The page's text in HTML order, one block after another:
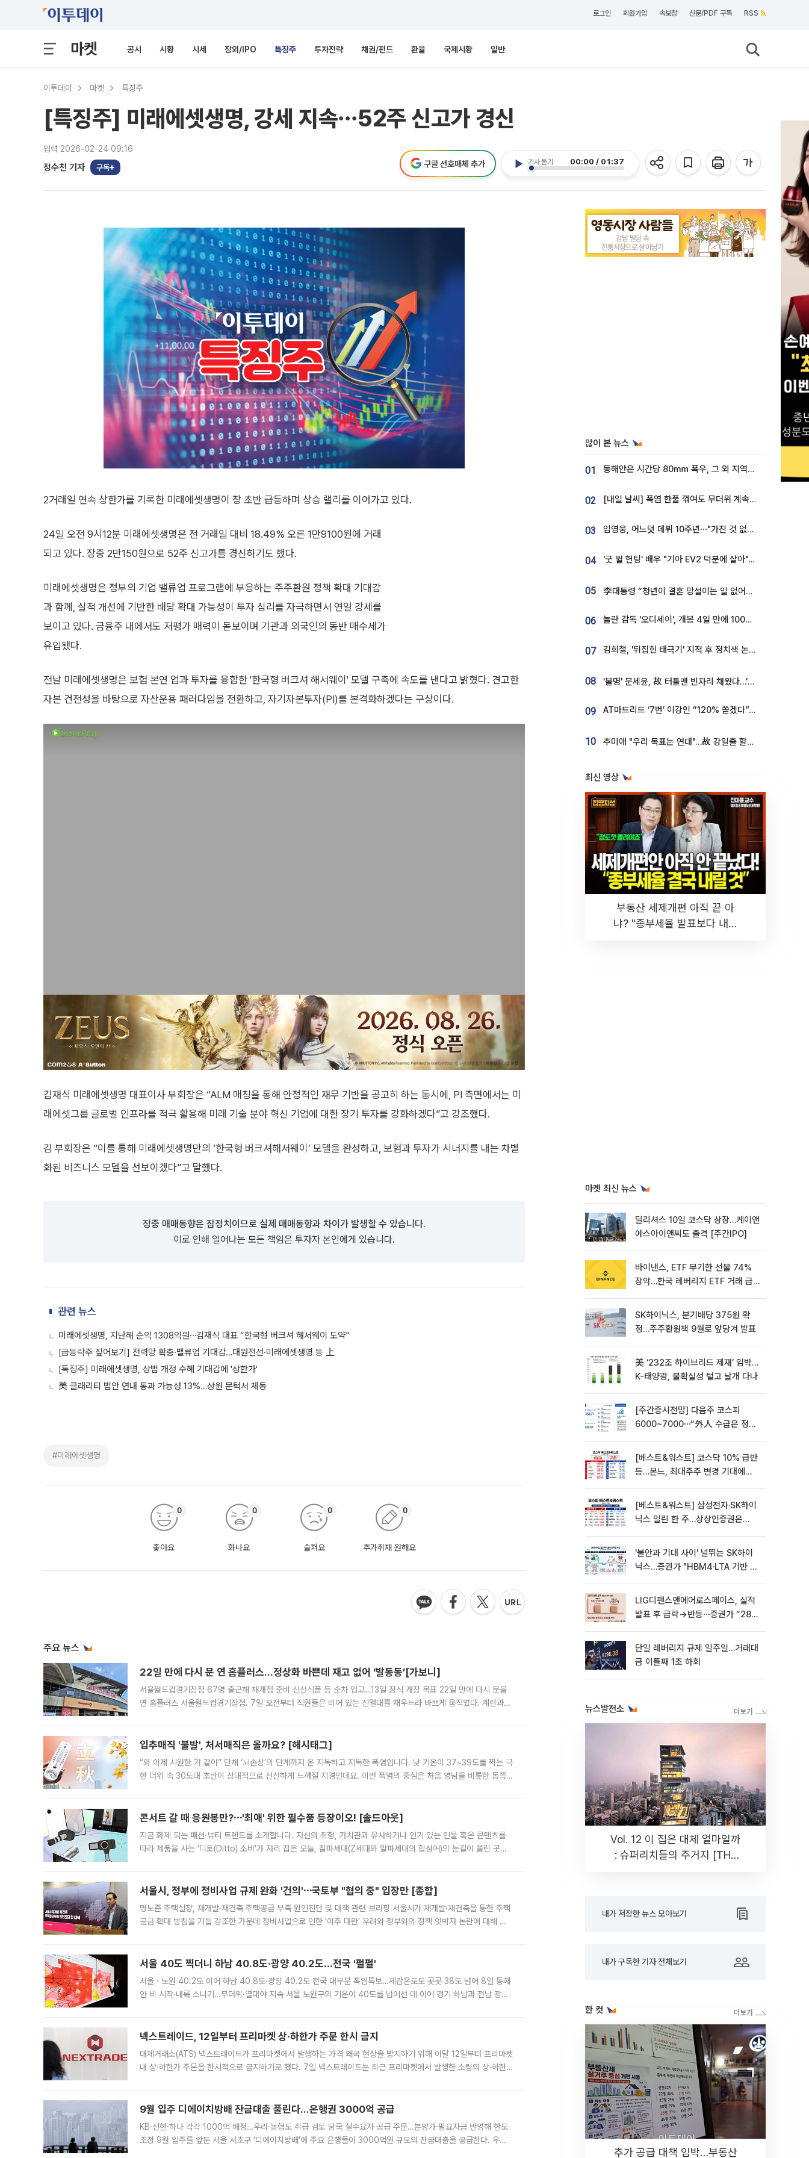
로그인 회원가입 속보창 신문/PDF 구독 RSS
마켓 공시 시황 시세 장외/IPO 특징주 투자전략 채권/펀드 환율 국제시황 일반
이투데이 마켓 특징주
[특징주] 미래에셋생명, 강세 지속⋯52주 신고가 경신
입력 2026-02-24 09:16
정수천 기자 구독
기사 듣기 00:00 / 01:37
구글 선호매체 추가
2거래일 연속 상한가를 기록한 미래에셋생명이 장 초반 급등하며 상승 랠리를 이어가고 있다.
24일 오전 9시12분 미래에셋생명은 전 거래일 대비 18.49% 오른 1만9100원에 거래
되고 있다. 장중 2만150원으로 52주 신고가를 경신하기도 했다.
미래에셋생명은 정부의 기업 밸류업 프로그램에 부응하는 주주환원 정책 확대 기대감
과 함께, 실적 개선에 기반한 배당 확대 가능성이 투자 심리를 자극하면서 연일 강세를
보이고 있다. 금융주 내에서도 저평가 매력이 돋보이며 기관과 외국인의 동반 매수세가
유입됐다.
전날 미래에셋생명은 보험 본연 업과 투자를 융합한 '한국형 버크셔 해서웨이' 모델 구축에 속도를 낸다고 밝혔다. 견고한
자본 건전성을 바탕으로 자산운용 패러다임을 전환하고, 자기자본투자(PI)를 본격화하겠다는 구상이다.
김재식 미래에셋생명 대표이사 부회장은 “ALM 매칭을 통해 안정적인 재무 기반을 공고히 하는 동시에, PI 측면에서는 미
래에셋그룹 글로벌 인프라를 적극 활용해 미래 기술 분야 혁신 기업에 대한 장기 투자를 강화하겠다”고 강조했다.
김 부회장은 “이를 통해 미래에셋생명만의 ‘한국형 버크셔해서웨이’ 모델을 완성하고, 보험과 투자가 시너지를 내는 차별
화된 비즈니스 모델을 선보이겠다”고 말했다.
장중 매매동향은 잠정치이므로 실제 매매동향과 차이가 발생할 수 있습니다.
이로 인해 일어나는 모든 책임은 투자자 본인에게 있습니다.
관련 뉴스
미래에셋생명, 지난해 순익 1308억원⋯김재식 대표 “한국형 버크셔 해서웨이 도약”
[급등락주 짚어보기] 전력망 확충·밸류업 기대감…대원전선·미래에셋생명 등 上
[특징주] 미래에셋생명, 상법 개정 수혜 기대감에 '상한가'
美 클래리티 법안 연내 통과 가능성 13%…상원 문턱서 제동
#미래에셋생명
좋아요
0
화나요
0
슬퍼요
0
추가취재 원해요
0
주요 뉴스
22일 만에 다시 문 연 홈플러스…정상화 바쁜데 재고 없어 ‘발동동’[가보니]
서울월드컵경기장점 67명 출근해 재개점 준비 신선식품 등 순차 입고…13일 정식 개장 목표 22일 만에 다시 문을
연 홈플러스 서울월드컵경기장점. 7일 오전부터 직원들은 비어 있는 진열대를 채우느라 바쁘게 움직였다. 계란과
입추매직 '불발', 처서매직은 올까요? [해시태그]
“와 이제 시원한 거 같아” 단체 ‘뇌손상’의 단계까지 온 지독하고 지독한 폭염입니다. 낮 기온이 37~39도를 찍는 극
한 더위 속 30도대 초반이 상대적으로 선선하게 느껴질 지경인데요. 이번 폭염의 중심은 처음 영남을 비롯한 동쪽
콘서트 갈 때 응원봉만?⋯'최애' 위한 필수품 등장이오! [솔드아웃]
지금 화제 되는 패션·뷰티 트렌드를 소개합니다. 자신의 취향, 가치관과 유사하거나 인기 있는 인물 혹은 콘텐츠를
따라 제품을 사는 '디토(Ditto) 소비'가 자리 잡은 오늘, 잘파세대(Z세대와 알파세대의 합성어)의 눈길이 쏠린 곳은
서울시, 정부에 정비사업 규제 완화 '건의'⋯국토부 "협의 중" 입장만 [종합]
명노준 주택실장, 재개발·재건축 주택공급 부족 원인진단 및 대책 관련 브리핑 서울시가 재개발·재건축을 통한 주택
공급 확대 방침을 거듭 강조한 가운데 정비사업으로 인한 '이주 대란' 우려와 정부와의 정책 엇박자 논란에 대해 정
서울 40도 찍더니 하남 40.8도·광양 40.2도…전국 '펄펄'
서울ㆍ노원 40.2도 이어 하남 40.8도·광양 40.2도 전국 대부분 폭염특보…체감온도도 곳곳 38도 넘어 8일 동해
안 비 시작·내륙 소나기…무더위·열대야 지속 서울 노원구의 기온이 40도를 넘어선 데 이어 경기 하남과 전남 광양
넥스트레이드, 12일부터 프리마켓 상·하한가 주문 한시 금지
대체거래소(ATS) 넥스트레이드가 프리마켓에서 발생하는 가격 왜곡 현상을 방지하기 위해 이달 12일부터 프리마켓
내 상·하한가 주문을 한시적으로 금지하기로 했다. 7일 넥스트레이드는 최근 프리마켓에서 발생한 소량의 상·하한
9월 입주 디에이치방배 잔금대출 풀린다…은행권 3000억 공급
KB·신한·하나 각각 1000억 배정…우리·농협도 취급 검토 당국 실수요자 공급 주문…분양가·필요자금 반영해 한도
조정 9월 입주를 앞둔 서울 서초구 ‘디에이치방배’에 주요 은행들이 3000억원 규모의 잔금대출을 공급한다. 우리
많이 본 뉴스
01 동해안은 시간당 80㎜ 폭우, 그 외 지역은 폭염…‘극과 극 날씨’
02 [내일 날씨] 폭염 한풀 꺾여도 무더위 계속⋯동해안 이틀 연속 비
03 임영웅, 어느덧 데뷔 10주년⋯"가진 것 없던 시절, 내 앞엔 20명의 팬뿐"
04 '굿 윌 헌팅' 배우 "기아 EV2 덕분에 살아"…교통사고 후 안전성 극찬
05 李대통령 “청년이 결혼 망설이는 일 없어야...제도상 불이익 조사”
06 놀란 감독 '오디세이', 개봉 4일 만에 100만 돌파⋯'왕사남' 보다 빠르다
07 김희철, '뒤집힌 태극기' 지적 후 정치색 논란…"좌우 떠나 우리나라 국기"
08 '불명' 문세윤, 故 터틀맨 빈자리 채웠다…'거북이' 눈물의 최종 우승
09 AT마드리드 ‘7번’ 이강인 “120% 쏟겠다”⋯시메오네 감독 “필요한 선수”
10 추미애 "우리 목표는 연대"…故 강일출 할머니 흉상 제막
최신 영상
부동산 세제개편 아직 끝 아
냐? "종부세율 발표보다 내릴
마켓 최신 뉴스
딜리셔스 10일 코스닥 상장…케이앤
에스아이앤씨도 출격 [주간IPO]
바이낸스, ETF 무기한 선물 74%
장악…한국 레버리지 ETF 거래 급
SK하이닉스, 분기배당 375원 확
정…주주환원책 9월로 앞당겨 발표
美 ‘232조 하이브리드 제재’ 임박…
K-태양광, 불확실성 털고 날개 다나
[주간증시전망] 다음주 코스피
6000~7000⋯“外人 수급은 정책
[베스트&워스트] 코스닥 10% 급반
등…본느, 최대주주 변경 기대에
[베스트&워스트] 삼성전자·SK하이
닉스 밀린 한 주…상상인증권은
'불안과 기대 사이' 널뛰는 SK하이
닉스…증권가 "HBM4·LTA 기반 펀
LIG디펜스앤에어로스페이스, 실적
발표 후 급락→반등⋯증권가 “28년
단일 레버리지 규제 일주일…거래대
금 이틀째 1조 하회
뉴스발전소
Vol. 12 이 집은 대체 얼마일까
: 슈퍼리치들의 주거지 [THE
내가 저장한 뉴스 모아보기
내가 구독한 기자 전체보기
한 컷
추가 공급 대책 임박…부동산